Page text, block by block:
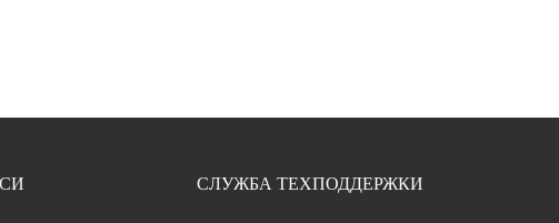
СЛУЖБА ТЕХПОДДЕРЖКИ